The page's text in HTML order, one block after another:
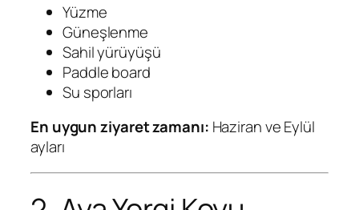
Yüzme
Güneşlenme
Sahil yürüyüşü
Paddle board
Su sporları
En uygun ziyaret zamanı: Haziran ve Eylül
ayları